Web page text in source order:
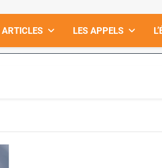
ARTICLES LES APPELS